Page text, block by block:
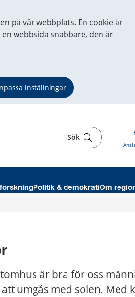
på vår webbplats. En cookie är
webbsida snabbare, den är
inställningar
Sök
Politik & demokratiOm
är bra för oss
umgås med solen. Med